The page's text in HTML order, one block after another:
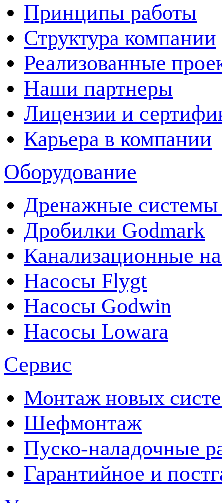
Принципы работы
Структура компании
Реализованные
Наши партнеры
Лицензии и
Карьера в компании
Оборудование
Дренажные системы
Дробилки Godmark
Канализационные
Насосы Flygt
Насосы Godwin
Насосы Lowara
Сервис
Монтаж новых
Шефмонтаж
Пуско-наладочные
Гарантийное и